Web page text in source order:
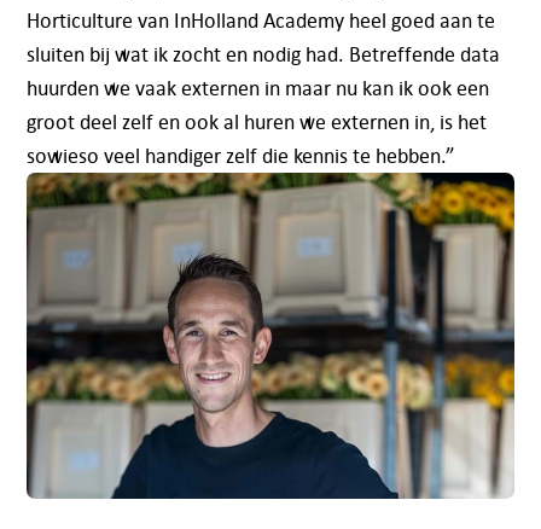
Horticulture van InHolland Academy heel goed aan te
sluiten bij wat ik zocht en nodig had. Betreffende data
huurden we vaak externen in maar nu kan ik ook een
groot deel zelf en ook al huren we externen in, is het
sowieso veel handiger zelf die kennis te hebben.”